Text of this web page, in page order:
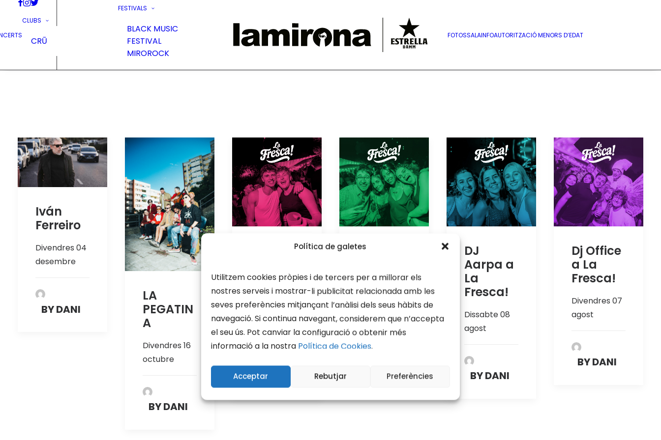
Política de galetes
Utilitzem cookies pròpies i de tercers per a millorar els
nostres serveis i mostrar-li publicitat relacionada amb les
seves preferències mitjançant l’anàlisi dels seus hàbits de
navegació. Si continua navegant, considerem que n’accepta
el seu ús. Pot canviar la configuració o obtenir més
informació a la nostra Política de Cookies.
Acceptar Rebutjar Preferències
CLUBS
CRŪ
FESTIVALS
BLACK MUSIC
FESTIVAL
MIROROCK
FOTOSSALAINFOAUTORITZACIÓ MENORS D’EDAT
Iván
Ferreiro
Divendres 04
desembre
BY DANI
LA
PEGATIN
A
Divendres 16
octubre
BY DANI
la
Fresca!
Dissabte 15
agost
BY DANI
Dj Buyi a
Fresca!
Divendres 14
agost
DJ
Aarpa a
La
Fresca!
Dissabte 08
agost
BY DANI
Dj Office
a La
Fresca!
Divendres 07
agost
BY DANI